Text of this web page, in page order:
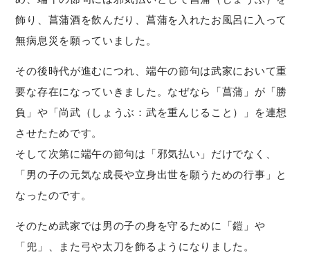
飾り、菖蒲酒を飲んだり、菖蒲を入れたお風呂に入って
無病息災を願っていました。
その後時代が進むにつれ、端午の節句は武家において重
要な存在になっていきました。なぜなら「菖蒲」が「勝
負」や「尚武（しょうぶ：武を重んじること）」を連想
させたためです。
そして次第に端午の節句は「邪気払い」だけでなく、
「男の子の元気な成長や立身出世を願うための行事」と
なったのです。
そのため武家では男の子の身を守るために「鎧」や
「兜」、また弓や太刀を飾るようになりました。